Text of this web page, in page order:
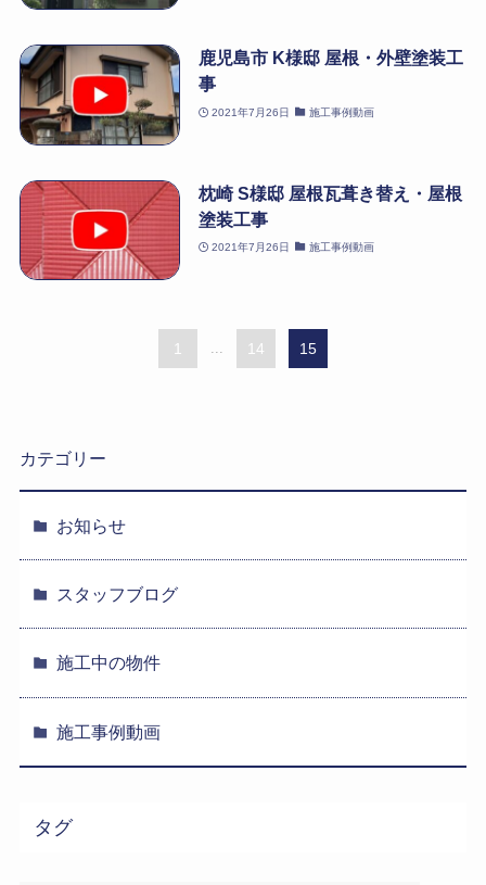
鹿児島市 K様邸 屋根・外壁塗装工
事
2021年7月26日 施工事例動画
枕崎 S様邸 屋根瓦葺き替え・屋根
塗装工事
2021年7月26日 施工事例動画
1 ... 14 15
カテゴリー
お知らせ
スタッフブログ
施工中の物件
施工事例動画
タグ